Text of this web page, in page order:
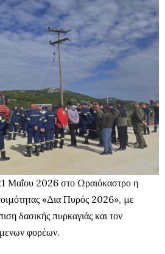
Μαΐου 2026 στο Ωραιόκαστρο η
«Δια Πυρός 2026», με
δασικής πυρκαγιάς και τον
φορέων.